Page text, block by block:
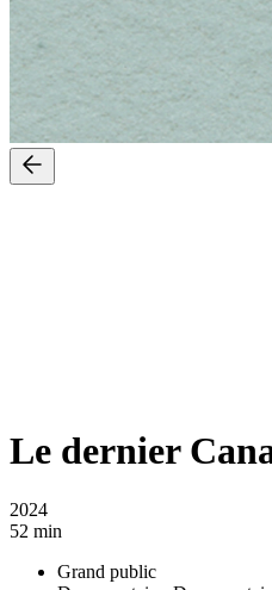
Le dernier
2024
52 min
Grand public